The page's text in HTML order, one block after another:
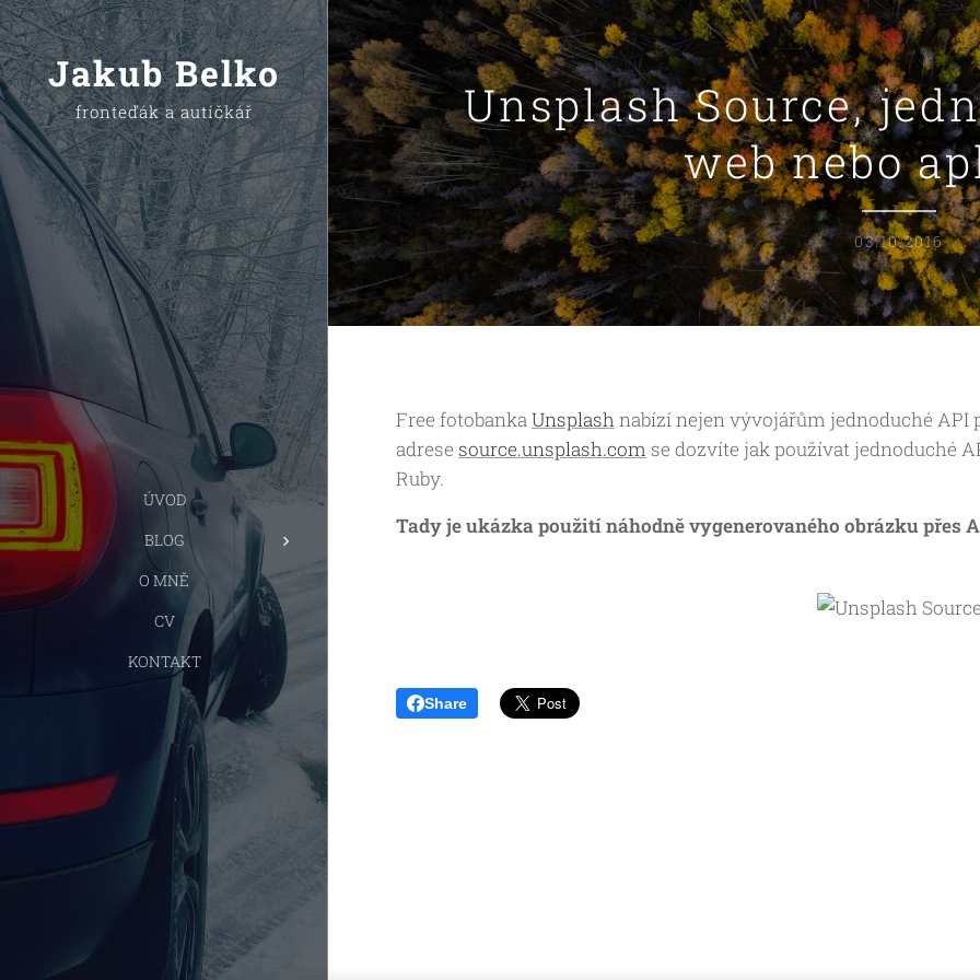
Jakub Belko
fronteďák a autíčkář
ÚVOD
BLOG
O MNĚ
CV
KONTAKT
Unsplash Source,
web nebo
03.10.2016
Free fotobankaUnsplash nabízí nejen vývojářům jednoduché API
adrese source.unsplash.com se dozvíte jak používat jednoduché
Ruby.
Tady je ukázka použití náhodně vygenerovaného obrázku přes
Share